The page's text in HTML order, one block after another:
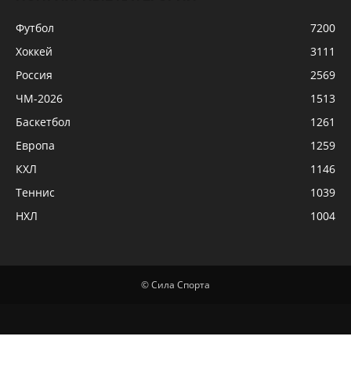
Футбол
7200
Хоккей
3111
Россия
2569
ЧМ-2026
1513
Баскетбол
1261
Европа
1259
КХЛ
1146
Теннис
1039
НХЛ
1004
© Сила Спорта